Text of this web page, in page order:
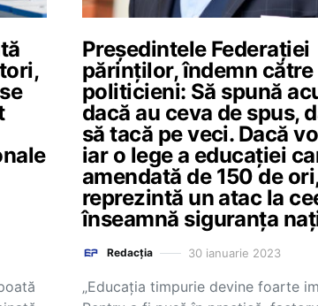
Președintele Federației
părinților, îndemn către
politicieni: Să spună
dacă au ceva de spus,
să tacă pe veci. Dacă
iar o lege a educației
amendată de 150 de
reprezintă un atac la
înseamnă siguranța
Redacția 30 ianuarie 2023
„Educația timpurie devine foarte